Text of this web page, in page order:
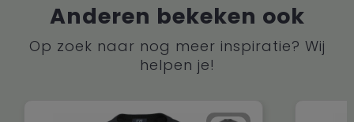
Anderen bekeken ook
Op zoek naar nog meer inspiratie? Wij
helpen je!